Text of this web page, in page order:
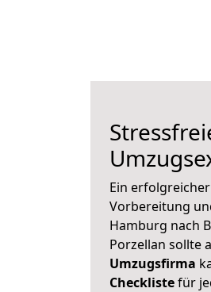
Ein
Vorbereitung
Hamburg nach
Porzellan sollte
Umzugsfirma
Checklistefür